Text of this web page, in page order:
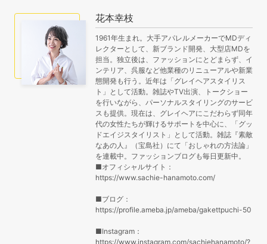
花本幸枝
1961年生まれ。大手アパレルメーカーでMDディ
レクターとして、新ブランド開発、大型店MDを
担当。独立後は、ファッションにとどまらず、イ
ンテリア、呉服など他業種のリニューアルや新業
態開発も行う。近年は「グレイヘアスタイリス
ト」として活動。雑誌やTV出演、トークショー
を行いながら、パーソナルスタイリングのサービ
スも提供。現在は、グレイヘアにこだわらず同年
代の女性たちが輝けるサポートを中心に、「グッ
ドエイジスタイリスト」として活動。雑誌『素敵
なあの人』（宝島社）にて「おしゃれの方法論」
を連載中。ファッションブログも毎日更新中。
■オフィシャルサイト：
https://www.sachie-hanamoto.com/
■ブログ：
https://profile.ameba.jp/ameba/gakettpuchi-50
■Instagram：
https://www.instagram.com/sachiehanamoto/?